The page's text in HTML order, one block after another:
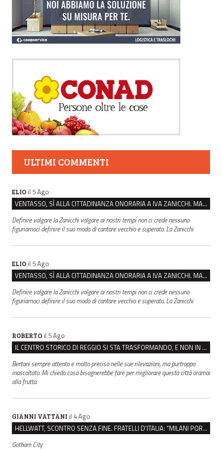
ULTIMI COMMENTI
ELIO il 5 Ago
VENTASSO, SÌ ALLA CITTADINANZA ONORARIA A IVA ZANICCHI. MA BARGIACCHI: “È DI PESSIMO GUSTO”
Definire volgare la Zanicchi volgare ai nostri tempi non ci crede nessuno
figuriamoci definire il suo modo di cantare vecchio e superato. La Zanicchi
ELIO il 5 Ago
VENTASSO, SÌ ALLA CITTADINANZA ONORARIA A IVA ZANICCHI. MA BARGIACCHI: “È DI PESSIMO GUSTO”
Definire volgare la Zanicchi volgare ai nostri tempi non ci crede nessuno
figuriamoci definire il suo modo di cantare vecchio e superato. La Zanicchi
ROBERTO il 5 Ago
IL CENTRO STORICO DI REGGIO SI STA TRASFORMANDO, E NON IN MEGLIO
Bertoni sempre attento e molto preciso nelle sue rilevazioni, ma purtroppo
inascoltato. Mi chiedo cosa bisognerebbe fare per migliorare questa città oramai
alla frutta.
GIANNI VATTANI il 4 Ago
HELLWATT, SCONTRO SENZA FINE. FRATELLI D’ITALIA: “MILANI PORTA DOCUMENTI, DE FRANCO INSULTI”
Gotham City